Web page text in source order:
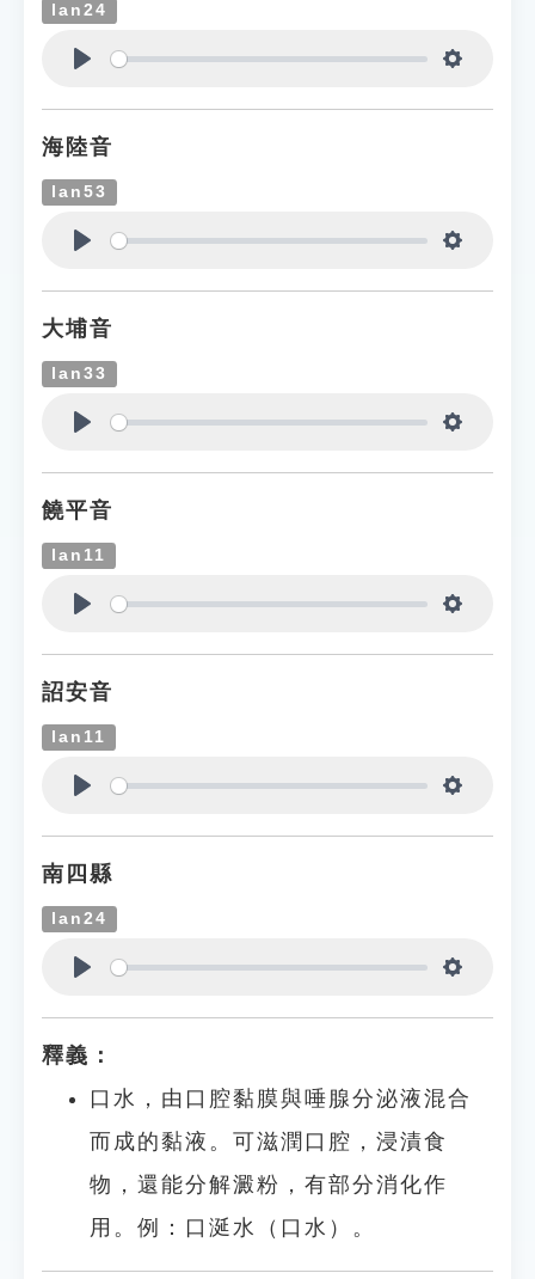
lan24
海陸音
lan53
大埔音
lan33
饒平音
lan11
詔安音
lan11
南四縣
lan24
釋義：
口水，由口腔黏膜與唾腺分泌液混合
而成的黏液。可滋潤口腔，浸漬食
物，還能分解澱粉，有部分消化作
用。例：口涎水（口水）。